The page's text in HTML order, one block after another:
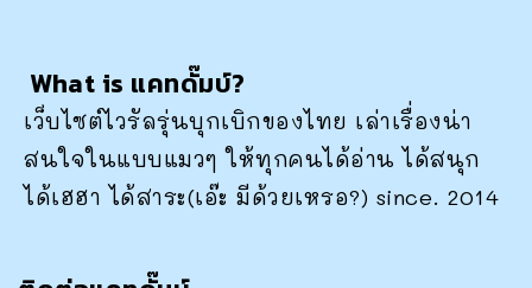
What is แคทดั๊มบ์?
เว็บไซต์ไวรัลรุ่นบุกเบิกของไทย เล่าเรื่องน่า
สนใจในแบบแมวๆ ให้ทุกคนได้อ่าน ได้สนุก
ได้เฮฮา ได้สาระ(เอ๊ะ มีด้วยเหรอ?) since. 2014